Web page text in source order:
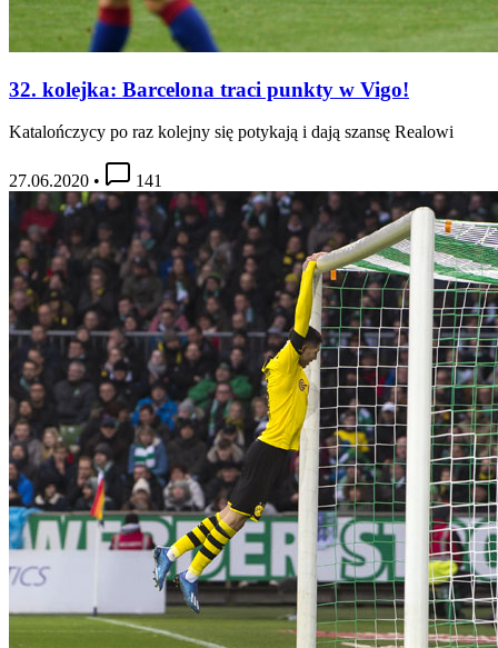
32. kolejka: Barcelona traci punkty w Vigo!
Katalończycy po raz kolejny się potykają i dają szansę Realowi
27.06.2020 • 141